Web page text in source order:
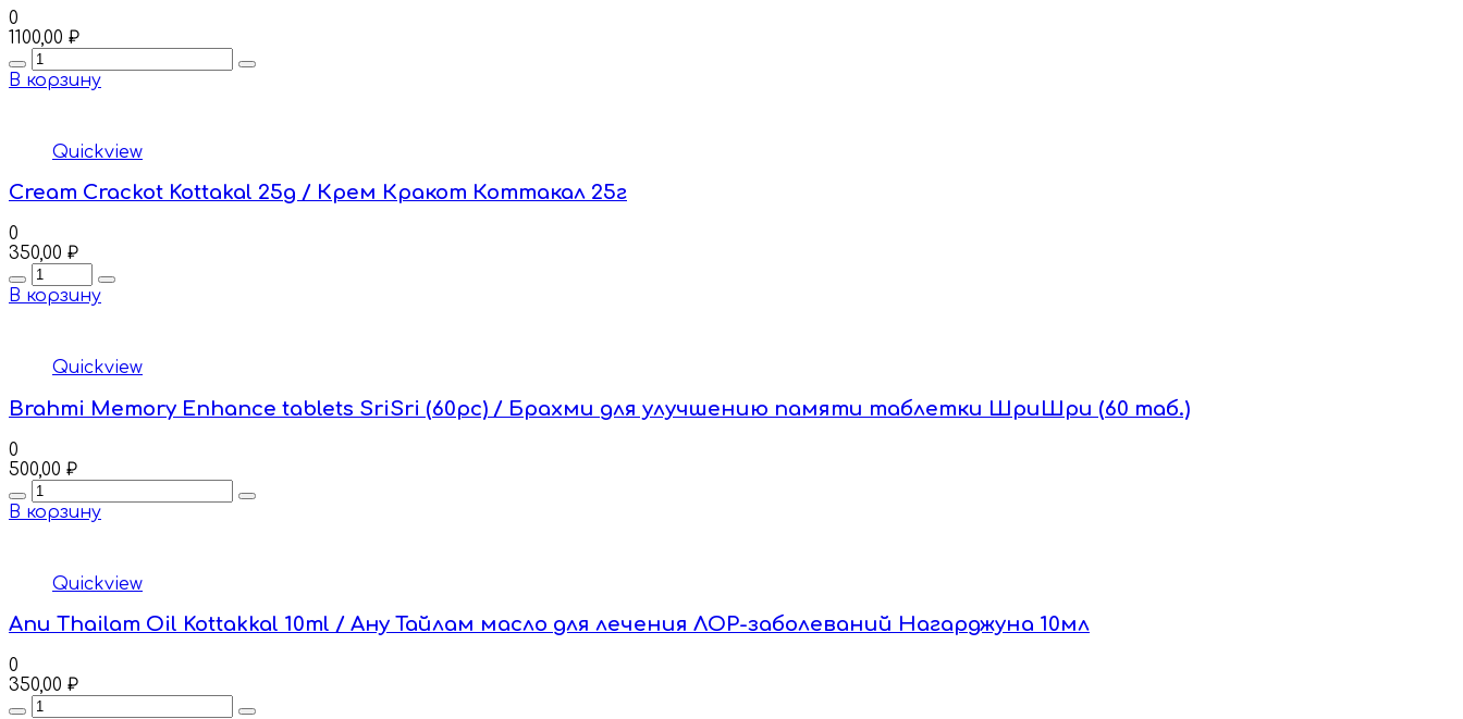
0
1100,00 ₽
Quantity
В корзину
Quickview
Cream Crackot Kottakal 25g / Крем Кракот Коттакал 25г
0
350,00 ₽
Quantity
В корзину
Quickview
Brahmi Memory Enhance tablets SriSri (60pc) / Брахми для улучшению памяти таблетки ШриШри (60 таб.)
0
500,00 ₽
Quantity
В корзину
Quickview
Anu Thailam Oil Kottakkal 10ml / Ану Тайлам масло для лечения ЛОР-заболеваний Нагарджуна 10мл
0
350,00 ₽
Quantity